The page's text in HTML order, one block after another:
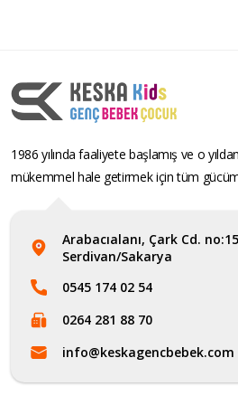
1986 yılında faaliyete başlamış ve o
mükemmel hale getirmek için tüm
Arabacıalanı, Çark Cd.
Serdivan/Sakarya
0545 174 02 54
0264 281 88 70
info@keskagencbebek.com